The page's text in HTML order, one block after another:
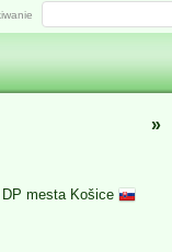
»
DP mesta Košice